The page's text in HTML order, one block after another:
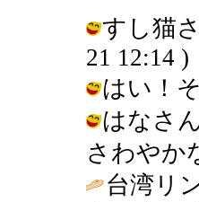
すし猫
21 12:14 )
はい！
はなさ
さわやか
台湾リ